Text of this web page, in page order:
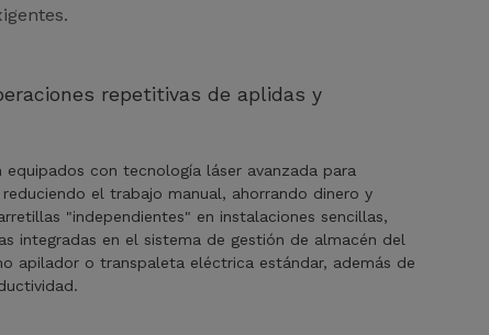
repetitivas de aplidas y
con tecnología láser avanzada para
el trabajo manual, ahorrando dinero y
"independientes" en instalaciones sencillas,
integradas en el sistema de gestión de almacén del
apilador o transpaleta eléctrica estándar, además de